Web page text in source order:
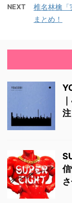
NEXT
椎名林檎「
まとめ！